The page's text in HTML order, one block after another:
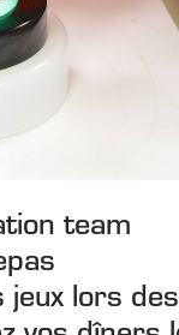
team
jeux lors des